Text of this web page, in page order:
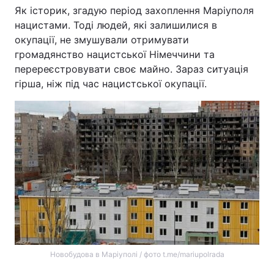
Як історик, згадую період захоплення Маріуполя
нацистами. Тоді людей, які залишилися в
окупації, не змушували отримувати
громадянство нацистської Німеччини та
перереєстровувати своє майно. Зараз ситуація
гірша, ніж під час нацистської окупації.
Новобудова в Маріуполі / фото t.me/mariupolrada